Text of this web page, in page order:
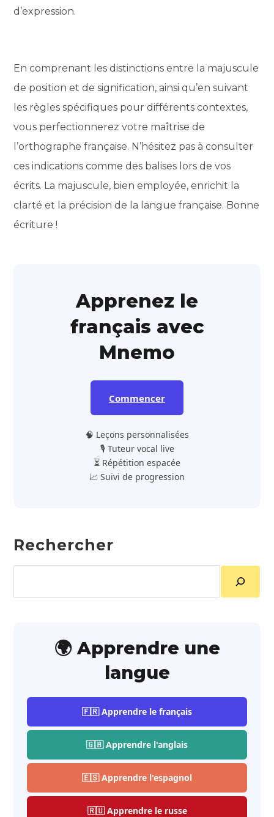
d’expression.
En comprenant les distinctions entre la majuscule
de position et de signification, ainsi qu’en suivant
les règles spécifiques pour différents contextes,
vous perfectionnerez votre maîtrise de
l’orthographe française. N’hésitez pas à consulter
ces indications comme des balises lors de vos
écrits. La majuscule, bien employée, enrichit la
clarté et la précision de la langue française. Bonne
écriture !
Apprenez le
français avec
Mnemo
Commencer
🧠 Leçons personnalisées
🎙️ Tuteur vocal live
⏳ Répétition espacée
📈 Suivi de progression
Rechercher
🌍 Apprendre une
langue
🇫🇷 Apprendre le français
🇬🇧 Apprendre l'anglais
🇪🇸 Apprendre l'espagnol
🇷🇺 Apprendre le russe